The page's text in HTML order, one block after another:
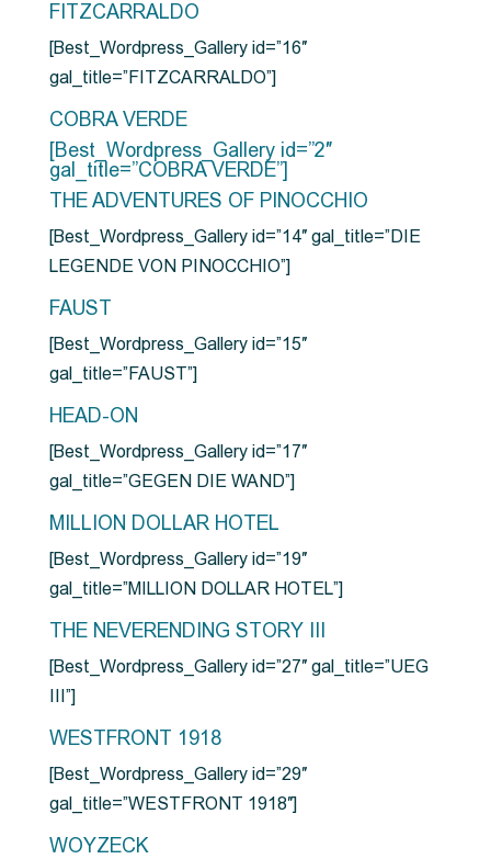
FITZCARRALDO
[Best_Wordpress_Gallery id=”16″
gal_title=”FITZCARRALDO”]
COBRA VERDE
[Best_Wordpress_Gallery id=”2″
gal_title=”COBRA VERDE”]
THE ADVENTURES OF PINOCCHIO
[Best_Wordpress_Gallery id=”14″ gal_title=”DIE
LEGENDE VON PINOCCHIO”]
FAUST
[Best_Wordpress_Gallery id=”15″
gal_title=”FAUST”]
HEAD-ON
[Best_Wordpress_Gallery id=”17″
gal_title=”GEGEN DIE WAND”]
MILLION DOLLAR HOTEL
[Best_Wordpress_Gallery id=”19″
gal_title=”MILLION DOLLAR HOTEL”]
THE NEVERENDING STORY III
[Best_Wordpress_Gallery id=”27″ gal_title=”UEG
III”]
WESTFRONT 1918
[Best_Wordpress_Gallery id=”29″
gal_title=”WESTFRONT 1918″]
WOYZECK